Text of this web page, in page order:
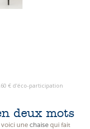
€ d'éco-participation
deux mots
voici une chaise qui fait